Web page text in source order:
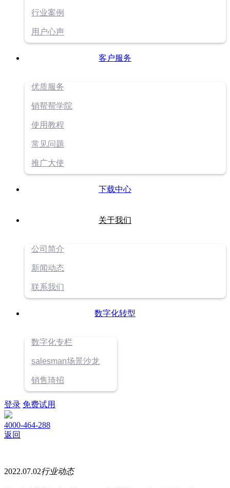
行业案例
用户心声
客户服务
优质服务
销帮帮学院
使用教程
常见问题
推广大使
下载中心
关于我们
公司简介
新闻动态
联系我们
数字化转型
数字化专栏
salesman场景沙龙
销售琦招
登录 免费试用
4000-464-288
返回
2022.07.02行业动态